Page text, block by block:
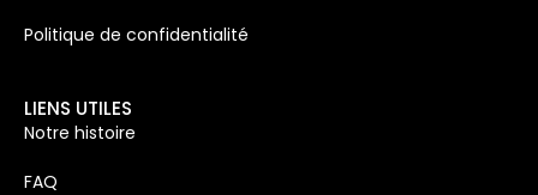
Politique de confidentialité
LIENS UTILES
Notre histoire
FAQ